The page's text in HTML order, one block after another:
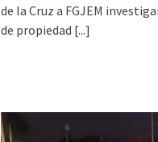
de la Cruz a FGJEM
de propiedad [...]